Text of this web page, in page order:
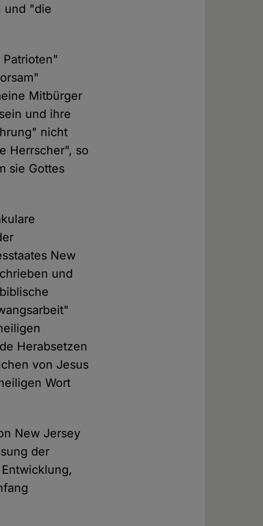
und "die
Mitbürger
und ihre
nicht
Herrscher", so
sie Gottes
New
und
Herabsetzen
von Jesus
Wort
New Jersey
der